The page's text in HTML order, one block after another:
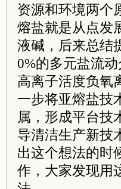
资源和环境两个
熔盐就是从点发
液碱，后来总结
0%的多元盐流
高离子活度负氧
一步将亚熔盐技
属，形成平台技
导清洁生产新技
出这个想法的时
作，大家发现用